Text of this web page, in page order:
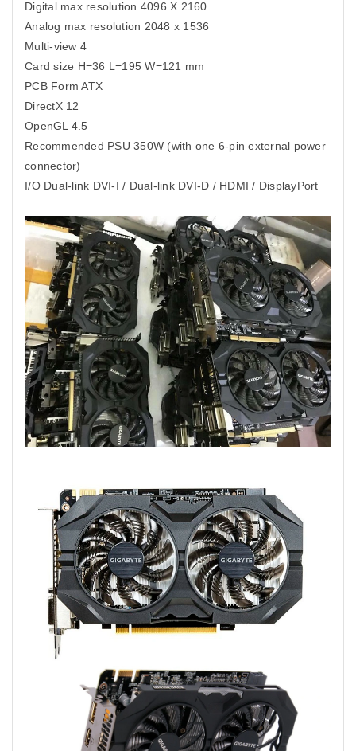
Digital max resolution 4096 X 2160
Analog max resolution 2048 x 1536
Multi-view 4
Card size H=36 L=195 W=121 mm
PCB Form ATX
DirectX 12
OpenGL 4.5
Recommended PSU 350W (with one 6-pin external power
connector)
I/O Dual-link DVI-I / Dual-link DVI-D / HDMI / DisplayPort